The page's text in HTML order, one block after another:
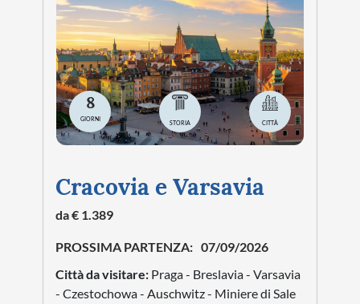
8
GIORNI
STORIA CITTÀ
Cracovia e Varsavia
da € 1.389
PROSSIMA PARTENZA: 07/09/2026
Città da visitare: Praga - Breslavia - Varsavia
- Czestochowa - Auschwitz - Miniere di Sale